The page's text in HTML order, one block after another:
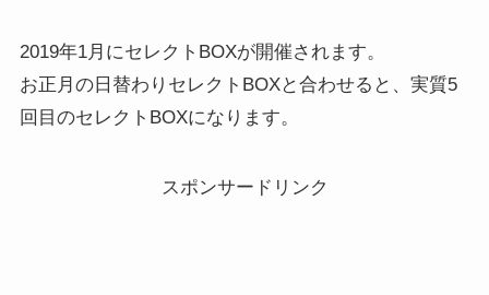
2019年1月にセレクトBOXが開催されます。
お正月の日替わりセレクトBOXと合わせると、実質5
回目のセレクトBOXになります。
スポンサードリンク